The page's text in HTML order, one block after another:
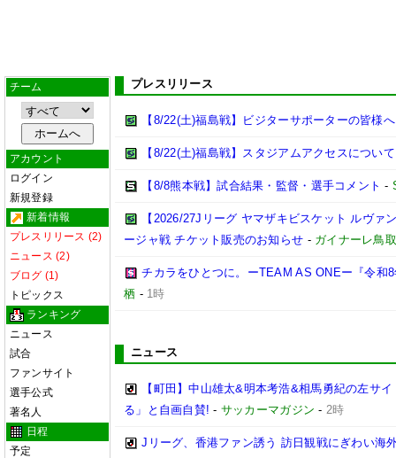
チーム
アカウント
ログイン
新規登録
新着情報
プレスリリース (2)
ニュース (2)
ブログ (1)
トピックス
ランキング
ニュース
試合
ファンサイト
選手公式
著名人
日程
予定
プレスリリース
【8/22(土)福島戦】ビジターサポーターの皆様へ
【8/22(土)福島戦】スタジアムアクセスについて
【8/8熊本戦】試合結果・監督・選手コメント -
【2026/27Jリーグ ヤマザキビスケット ルヴ
ージャ戦 チケット販売のお知らせ - ガイナーレ鳥取
チカラをひとつに。ーTEAM AS ONEー『令和
栖 - 1時
ニュース
【町田】中山雄太&明本考浩&相馬勇紀の左サ
る」と自画自賛! - サッカーマガジン - 2時
Jリーグ、香港ファン誘う 訪日観戦にぎわい海